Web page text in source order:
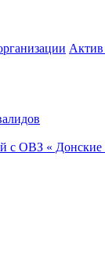
Актив
с ОВЗ «